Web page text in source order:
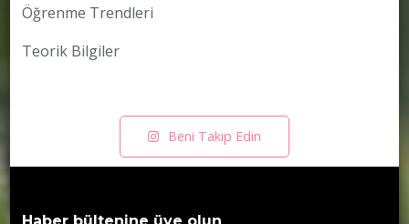
Öğrenme Trendleri
Teorik Bilgiler
Beni Takip Edin